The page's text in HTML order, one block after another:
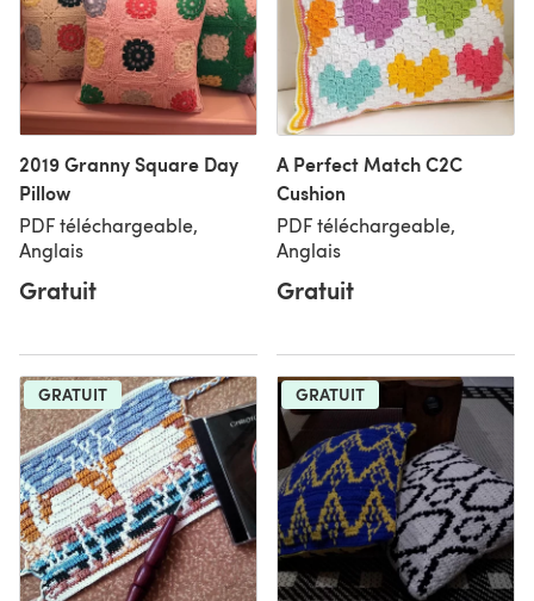
2019 Granny Square Day
Pillow
PDF téléchargeable,
Anglais
Gratuit
A Perfect Match C2C
Cushion
PDF téléchargeable,
Anglais
Gratuit
GRATUIT GRATUIT